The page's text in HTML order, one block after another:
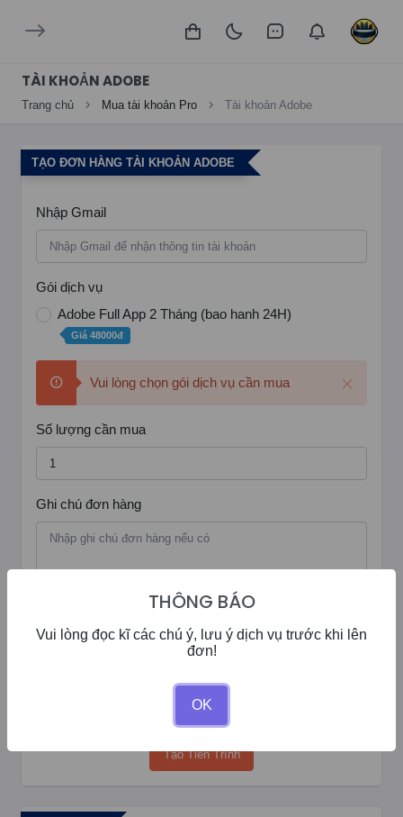
TÀI KHOẢN ADOBE
Trang chủ Mua tài khoản Pro Tài khoản Adobe
TẠO ĐƠN HÀNG TÀI KHOẢN ADOBE
Nhập Gmail
Gói dịch vụ
Adobe Full App 2 Tháng (bao hanh 24H)
Giá 48000đ
Vui lòng chọn gói dịch vụ cần mua
Số lượng cần mua
Ghi chú đơn hàng
Số dư của bạn:0đ
Số tiền cần thanh toán:
Tạo Tiến Trình
THÔNG BÁO
Vui lòng đọc kĩ các chú ý, lưu ý dịch vụ trước khi lên
đơn!
OK